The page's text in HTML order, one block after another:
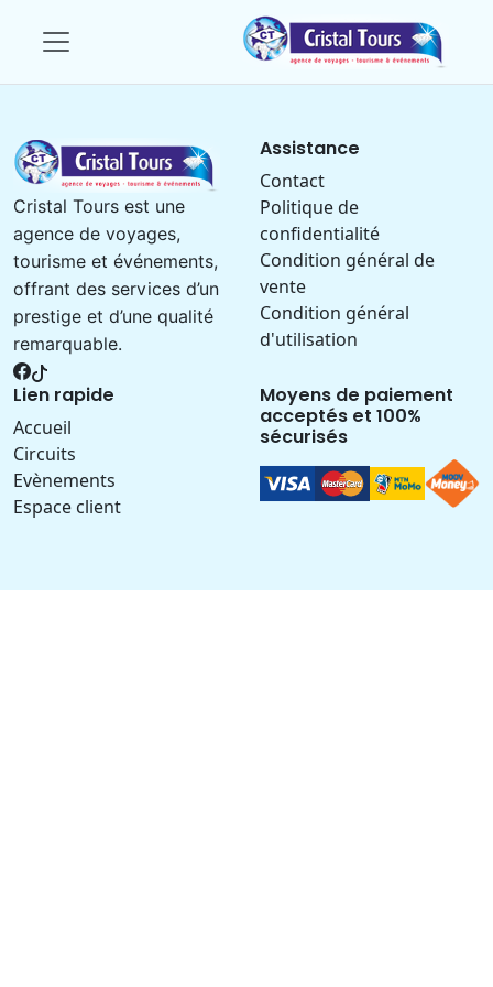
Cristal Tours est une
agence de voyages,
tourisme et événements,
offrant des services d’un
prestige et d’une qualité
remarquable.
Assistance
Contact
Politique de
confidentialité
Condition général de
vente
Condition général
d'utilisation
Lien rapide
Accueil
Circuits
Evènements
Espace client
Moyens de paiement
acceptés et 100%
sécurisés